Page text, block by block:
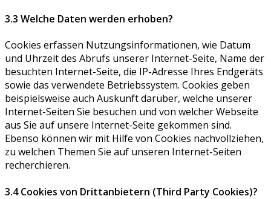
3.3 Welche Daten werden erhoben?
Cookies erfassen Nutzungsinformationen, wie Datum
und Uhrzeit des Abrufs unserer Internet-Seite, Name der
besuchten Internet-Seite, die IP-Adresse Ihres Endgeräts
sowie das verwendete Betriebssystem. Cookies geben
beispielsweise auch Auskunft darüber, welche unserer
Internet-Seiten Sie besuchen und von welcher Webseite
aus Sie auf unsere Internet-Seite gekommen sind.
Ebenso können wir mit Hilfe von Cookies nachvollziehen,
zu welchen Themen Sie auf unseren Internet-Seiten
recherchieren.
3.4 Cookies von Drittanbietern (Third Party Cookies)?